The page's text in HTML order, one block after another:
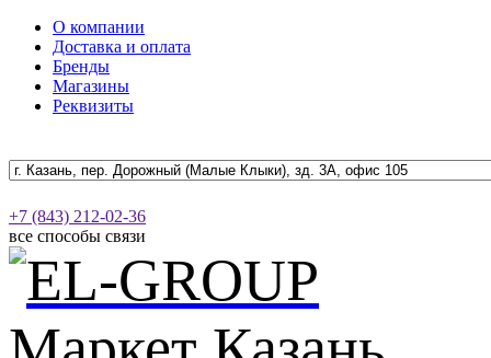
О компании
Доставка и оплата
Бренды
Магазины
Реквизиты
+7 (843) 212-02-36
все способы связи